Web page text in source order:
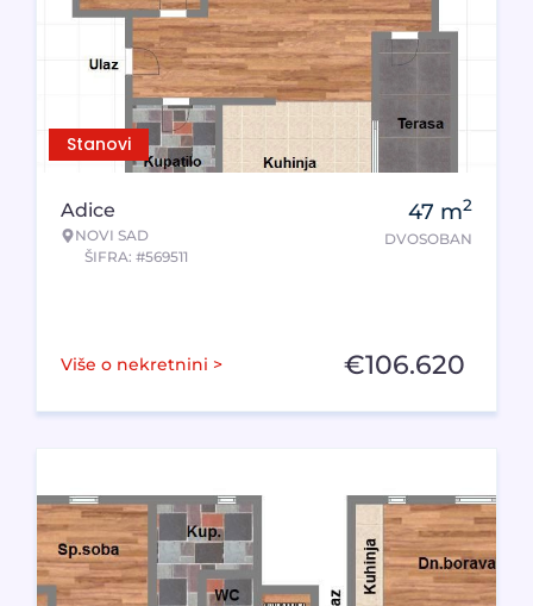
Stanovi
Adice
NOVI SAD
ŠIFRA: #569511
47 m2
DVOSOBAN
Više o nekretnini > €106.620